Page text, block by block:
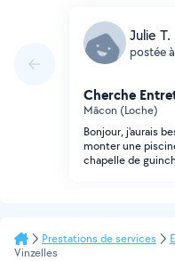
Julie T.
postée
Cherche
Mâcon (Loche)
Bonjour, j'aurais
monter une
chapelle de
Prestations de services
Vinzelles